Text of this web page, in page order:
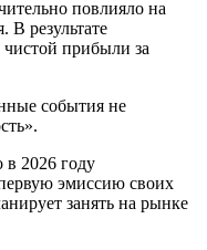
повлияло на
В результате
чистой прибыли за
события не
в 2026 году
эмиссию своих
занять на рынке